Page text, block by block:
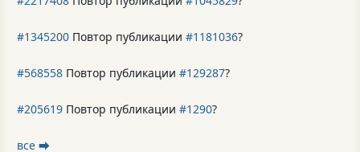
#1345200 Повтор публикации #1181036?
#568558 Повтор публикации #129287?
#205619 Повтор публикации #1290?
все ⮕